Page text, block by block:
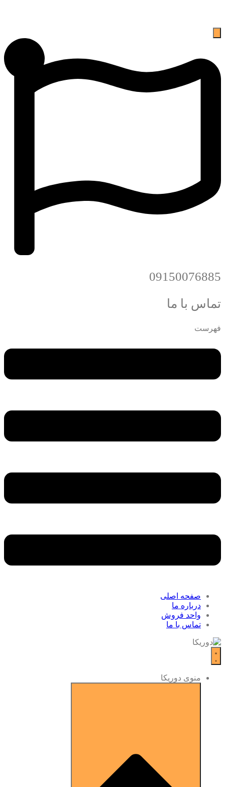
09150076885
تماس با ما
فهرست
صفحه اصلی
درباره ما
واحد فروش
تماس با ما
منوی دوریکا